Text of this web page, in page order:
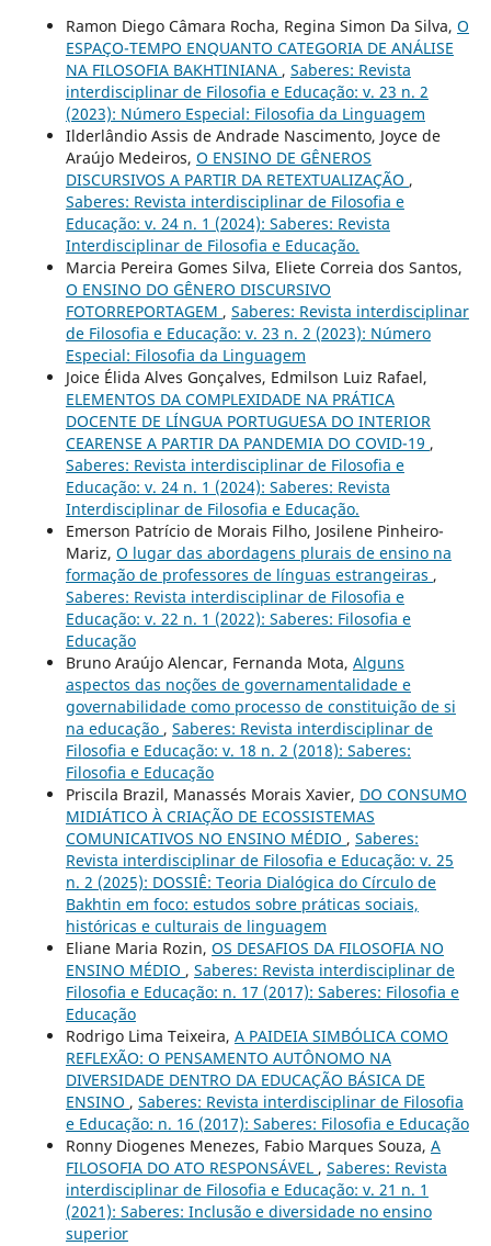
Ramon Diego Câmara Rocha, Regina Simon Da Silva, O
ESPAÇO-TEMPO ENQUANTO CATEGORIA DE ANÁLISE
NA FILOSOFIA BAKHTINIANA , Saberes: Revista
interdisciplinar de Filosofia e Educação: v. 23 n. 2
(2023): Número Especial: Filosofia da Linguagem
Ilderlândio Assis de Andrade Nascimento, Joyce de
Araújo Medeiros, O ENSINO DE GÊNEROS
DISCURSIVOS A PARTIR DA RETEXTUALIZAÇÃO ,
Saberes: Revista interdisciplinar de Filosofia e
Educação: v. 24 n. 1 (2024): Saberes: Revista
Interdisciplinar de Filosofia e Educação.
Marcia Pereira Gomes Silva, Eliete Correia dos Santos,
O ENSINO DO GÊNERO DISCURSIVO
FOTORREPORTAGEM , Saberes: Revista interdisciplinar
de Filosofia e Educação: v. 23 n. 2 (2023): Número
Especial: Filosofia da Linguagem
Joice Élida Alves Gonçalves, Edmilson Luiz Rafael,
ELEMENTOS DA COMPLEXIDADE NA PRÁTICA
DOCENTE DE LÍNGUA PORTUGUESA DO INTERIOR
CEARENSE A PARTIR DA PANDEMIA DO COVID-19 ,
Saberes: Revista interdisciplinar de Filosofia e
Educação: v. 24 n. 1 (2024): Saberes: Revista
Interdisciplinar de Filosofia e Educação.
Emerson Patrício de Morais Filho, Josilene Pinheiro-
Mariz, O lugar das abordagens plurais de ensino na
formação de professores de línguas estrangeiras ,
Saberes: Revista interdisciplinar de Filosofia e
Educação: v. 22 n. 1 (2022): Saberes: Filosofia e
Educação
Bruno Araújo Alencar, Fernanda Mota, Alguns
aspectos das noções de governamentalidade e
governabilidade como processo de constituição de si
na educação , Saberes: Revista interdisciplinar de
Filosofia e Educação: v. 18 n. 2 (2018): Saberes:
Filosofia e Educação
Priscila Brazil, Manassés Morais Xavier, DO CONSUMO
MIDIÁTICO À CRIAÇÃO DE ECOSSISTEMAS
COMUNICATIVOS NO ENSINO MÉDIO , Saberes:
Revista interdisciplinar de Filosofia e Educação: v. 25
n. 2 (2025): DOSSIÊ: Teoria Dialógica do Círculo de
Bakhtin em foco: estudos sobre práticas sociais,
históricas e culturais de linguagem
Eliane Maria Rozin, OS DESAFIOS DA FILOSOFIA NO
ENSINO MÉDIO , Saberes: Revista interdisciplinar de
Filosofia e Educação: n. 17 (2017): Saberes: Filosofia e
Educação
Rodrigo Lima Teixeira, A PAIDEIA SIMBÓLICA COMO
REFLEXÃO: O PENSAMENTO AUTÔNOMO NA
DIVERSIDADE DENTRO DA EDUCAÇÃO BÁSICA DE
ENSINO , Saberes: Revista interdisciplinar de Filosofia
e Educação: n. 16 (2017): Saberes: Filosofia e Educação
Ronny Diogenes Menezes, Fabio Marques Souza, A
FILOSOFIA DO ATO RESPONSÁVEL , Saberes: Revista
interdisciplinar de Filosofia e Educação: v. 21 n. 1
(2021): Saberes: Inclusão e diversidade no ensino
superior